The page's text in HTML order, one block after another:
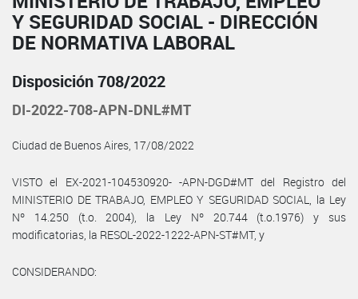
Y SEGURIDAD SOCIAL - DIRECCIÓN
DE NORMATIVA LABORAL
Disposición 708/2022
DI-2022-708-APN-DNL#MT
Ciudad de Buenos Aires, 17/08/2022
VISTO el EX-2021-104530920- -APN-DGD#MT del Registro del
MINISTERIO DE TRABAJO, EMPLEO Y SEGURIDAD SOCIAL, la Ley
Nº 14.250 (t.o. 2004), la Ley Nº 20.744 (t.o.1976) y sus
modificatorias, la RESOL-2022-1222-APN-ST#MT, y
CONSIDERANDO: